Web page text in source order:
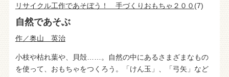
リサイクル工作であそぼう！ 手づくりおもちゃ２００ (7)
自然であそぶ
作／奥山 英治
小枝や枯れ葉や、貝殻……。自然の中にあるさまざまなもの
を使って、おもちゃをつくろう。「けん玉」、「弓矢」など